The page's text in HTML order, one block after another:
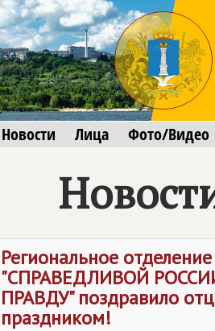
Новости Лица Фото/Видео
Региональное отделение
"СПРАВЕДЛИВОЙ
ПРАВДУ" поздравило
праздником!